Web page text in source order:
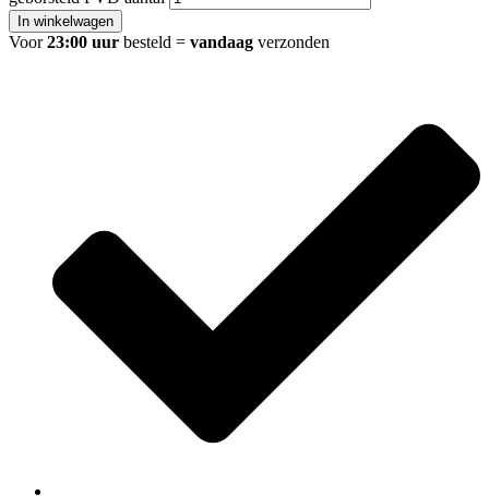
In winkelwagen
Voor23:00 uur besteld = vandaag verzonden